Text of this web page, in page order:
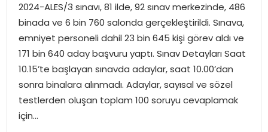
MAGAZIN
2024-ALES/3 sınavı, 81 ilde, 92 sınav merkezinde, 486
binada ve 6 bin 760 salonda gerçekleştirildi. Sınava,
emniyet personeli dahil 23 bin 645 kişi görev aldı ve
171 bin 640 aday başvuru yaptı. Sınav Detayları Saat
10.15’te başlayan sınavda adaylar, saat 10.00’dan
sonra binalara alınmadı. Adaylar, sayısal ve sözel
testlerden oluşan toplam 100 soruyu cevaplamak
için…